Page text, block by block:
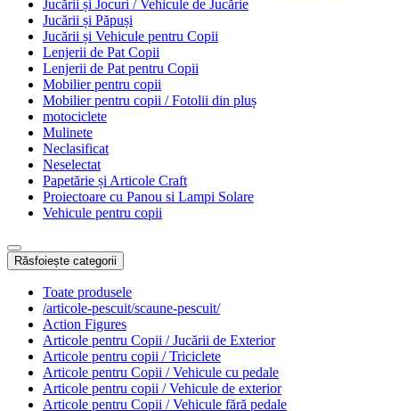
Jucării și Jocuri / Vehicule de Jucărie
Jucării și Păpuși
Jucării și Vehicule pentru Copii
Lenjerii de Pat Copii
Lenjerii de Pat pentru Copii
Mobilier pentru copii
Mobilier pentru copii / Fotolii din pluș
motociclete
Mulinete
Neclasificat
Neselectat
Papetărie și Articole Craft
Proiectoare cu Panou si Lampi Solare
Vehicule pentru copii
Răsfoiește categorii
Toate produsele
/articole-pescuit/scaune-pescuit/
Action Figures
Articole pentru Copii / Jucării de Exterior
Articole pentru copii / Triciclete
Articole pentru Copii / Vehicule cu pedale
Articole pentru copii / Vehicule de exterior
Articole pentru Copii / Vehicule fără pedale